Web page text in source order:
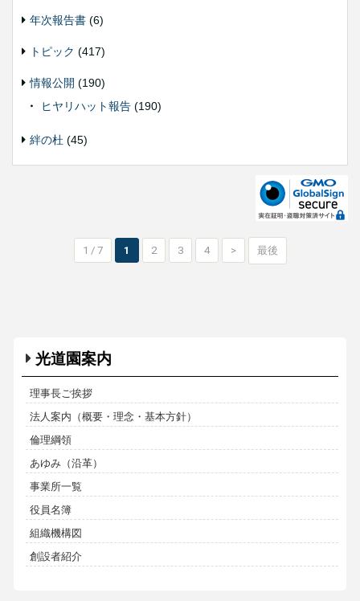
年次報告書 (6)
トピック (417)
情報公開 (190)
ヒヤリハット報告 (190)
絆の杜 (45)
1 / 7 1 2 3 4 > 最後
光道園案内
理事長ご挨拶
法人案内（概要・理念・基本方針）
倫理綱領
あゆみ（沿革）
事業所一覧
役員名簿
組織機構図
創設者紹介